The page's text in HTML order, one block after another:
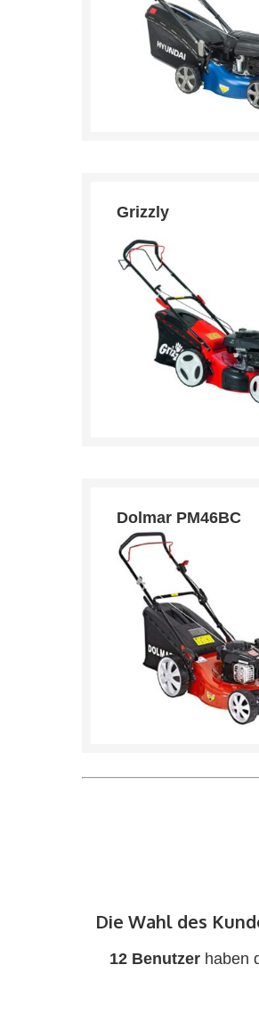
Grizzly
Dolmar PM46BC
Die Wahl des
12 Benutzer haben